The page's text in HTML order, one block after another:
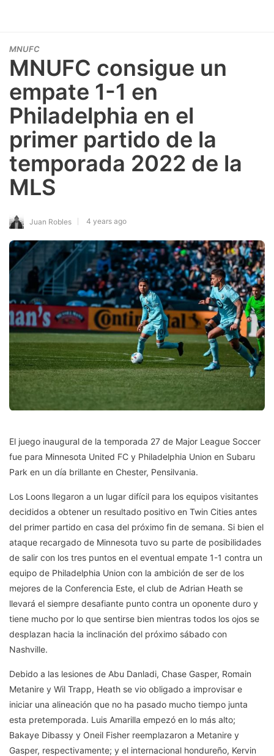
MNUFC
MNUFC consigue un
empate 1-1 en
Philadelphia en el
primer partido de la
temporada 2022 de la
MLS
Juan Robles 4 years ago
El juego inaugural de la temporada 27 de Major League Soccer
fue para Minnesota United FC y Philadelphia Union en Subaru
Park en un día brillante en Chester, Pensilvania.
Los Loons llegaron a un lugar difícil para los equipos visitantes
decididos a obtener un resultado positivo en Twin Cities antes
del primer partido en casa del próximo fin de semana. Si bien el
ataque recargado de Minnesota tuvo su parte de posibilidades
de salir con los tres puntos en el eventual empate 1-1 contra un
equipo de Philadelphia Union con la ambición de ser de los
mejores de la Conferencia Este, el club de Adrian Heath se
llevará el siempre desafiante punto contra un oponente duro y
tiene mucho por lo que sentirse bien mientras todos los ojos se
desplazan hacia la inclinación del próximo sábado con
Nashville.
Debido a las lesiones de Abu Danladi, Chase Gasper, Romain
Metanire y Wil Trapp, Heath se vio obligado a improvisar e
iniciar una alineación que no ha pasado mucho tiempo junta
esta pretemporada. Luis Amarilla empezó en lo más alto;
Bakaye Dibassy y Oneil Fisher reemplazaron a Metanire y
Gasper, respectivamente; y el internacional hondureño, Kervin